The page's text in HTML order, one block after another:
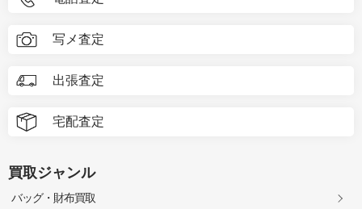
写メ査定
出張査定
宅配査定
買取ジャンル
バッグ・財布買取